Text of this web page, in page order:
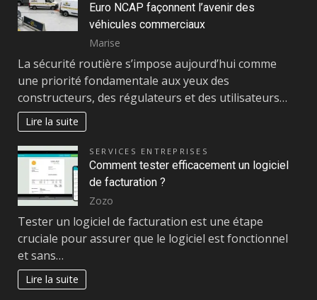
Euro NCAP façonnent l’avenir des
véhicules commerciaux
Marise
La sécurité routière s’impose aujourd’hui comme
une priorité fondamentale aux yeux des
constructeurs, des régulateurs et des utilisateurs…
Lire la suite
SERVICES ENTREPRISES
Comment tester efficacement un logiciel
de facturation ?
Zozo
Tester un logiciel de facturation est une étape
cruciale pour assurer que le logiciel est fonctionnel
et sans…
Lire la suite